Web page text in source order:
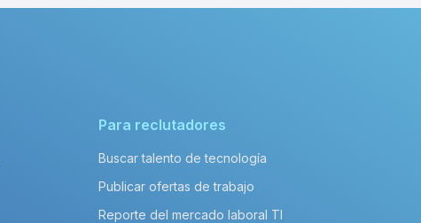
Para reclutadores
Buscar talento de tecnología
Publicar ofertas de trabajo
Reporte del mercado laboral TI